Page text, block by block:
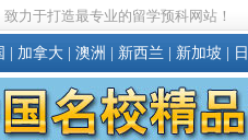
致力于打造最专业的留学预科网站！
加拿大 澳洲 新西兰 新加坡